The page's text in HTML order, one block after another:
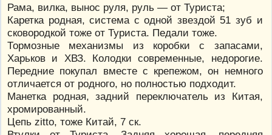
Рама, вилка, вынос руля, руль — от Туриста;
Каретка родная, система с одной звездой 51 зуб и
сковородкой тоже от Туриста. Педали тоже.
Тормозные механизмы из коробки с запасами,
Харьков и ХВЗ. Колодки современные, недорогие.
Передние покупал вместе с крепежом, он немного
отличается от родного, но полностью подходит.
Манетка родная, задний переключатель из Китая,
хромированный.
Цепь zitto, тоже Китай, 7 ск.